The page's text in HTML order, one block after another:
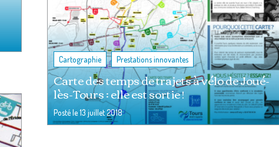
Cartographie , Prestations innovantes
Carte des temps de trajets à vélo de Joué-
lès-Tours : elle est sortie !
Posté le13 juillet 2018